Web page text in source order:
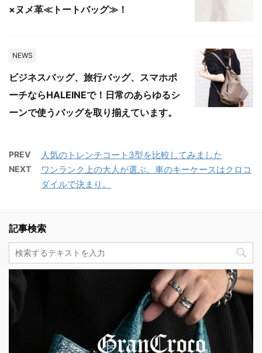
×ヌメ革≪トートバッグ≫！
NEWS
ビジネスバッグ、旅行バッグ、スマホポ
ーチならHALEINEで！日常のあらゆるシ
ーンで使うバッグを取り揃えています。
PREV 人気のトレンチコート3型を比較してみました
NEXT
ワンランク上の大人が選ぶ。車のキーケースはクロコ
ダイルで決まり。
記事検索